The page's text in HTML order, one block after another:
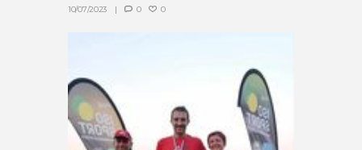
10/07/2023 0 0